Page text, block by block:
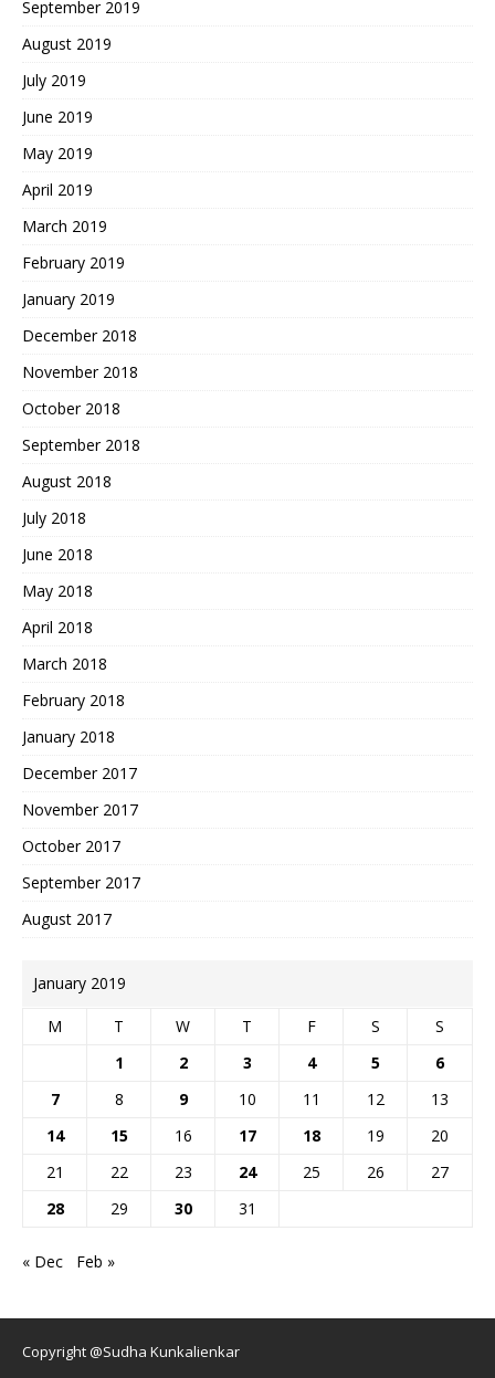
September 2019
August 2019
July 2019
June 2019
May 2019
April 2019
March 2019
February 2019
January 2019
December 2018
November 2018
October 2018
September 2018
August 2018
July 2018
June 2018
May 2018
April 2018
March 2018
February 2018
January 2018
December 2017
November 2017
October 2017
September 2017
August 2017
January 2019
M T W T F S
S
1
2 3 4 5
6
7
8 9 10 11 12
13
14
15 16 17 18 19
20
21
22 23 24 25 26
27
28
29 30 31
« Dec Feb »
Copyright @Sudha Kunkalienkar